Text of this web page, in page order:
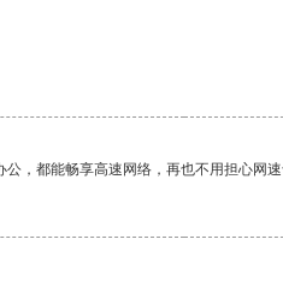
，都能畅享高速网络，再也不用担心网速